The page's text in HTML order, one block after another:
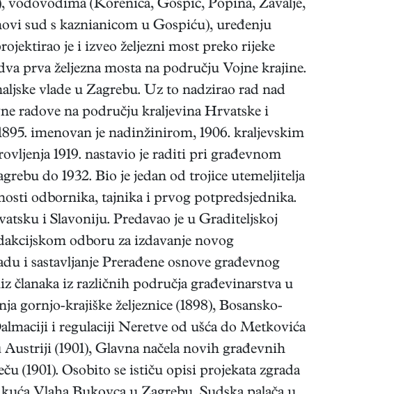
(Korenica, Gospić, Popina, Zavalje,
sud s kaznianicom u Gospiću), uređenju
je i izveo željezni most preko rijeke
prva željezna mosta na području Vojne krajine.
vlade u Zagrebu. Uz to nadzirao rad nad
radove na području kraljevina Hrvatske i
imenovan je nadinžinirom, 1906. kraljevskim
1919. nastavio je raditi pri građevnom
do 1932. Bio je jedan od trojice utemeljitelja
odbornika, tajnika i prvog potpredsjednika.
i Slavoniju. Predavao je u Graditeljskoj
odboru za izdavanje novog
i sastavljanje Prerađene osnove građevnog
članaka iz različnih područja građevinarstva u
gornjo-krajiške željeznice (1898), Bosansko-
i regulaciji Neretve od ušća do Metkovića
(1901), Glavna načela novih građevnih
(1901). Osobito se ističu opisi projekata zgrada